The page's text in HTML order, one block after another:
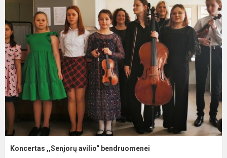
Koncertas ,,Senjorų avilio“ bendruomenei